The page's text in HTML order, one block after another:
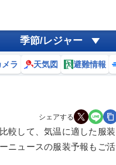
季節/レジャー
ラ 天気図 避難情報
シェアする
較して、気温に適した服装
ニュースの服装予報もご活